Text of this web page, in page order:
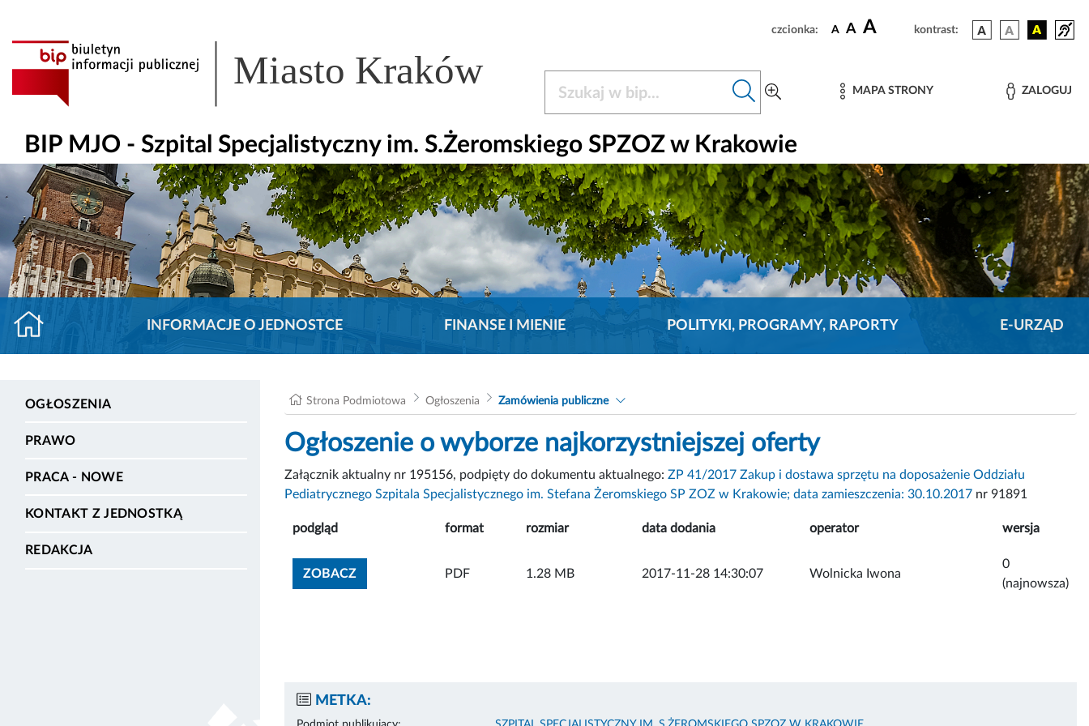
czcionka: A A A kontrast:
Miasto Kraków MAPA STRONY ZALOGUJ
BIP MJO - Szpital Specjalistyczny im. S.Żeromskiego SPZOZ w Krakowie
INFORMACJE O JEDNOSTCE FINANSE I MIENIE POLITYKI, PROGRAMY, RAPORTY E-URZĄD
OGŁOSZENIA
PRAWO
PRACA - NOWE
KONTAKT Z JEDNOSTKĄ
REDAKCJA
Strona Podmiotowa Ogłoszenia Zamówienia publiczne
Ogłoszenie o wyborze najkorzystniejszej oferty
Załącznik aktualny nr 195156, podpięty do dokumentu aktualnego: ZP 41/2017 Zakup i dostawa sprzętu na doposażenie Oddziału
Pediatrycznego Szpitala Specjalistycznego im. Stefana Żeromskiego SP ZOZ w Krakowie; data zamieszczenia: 30.10.2017 nr 91891
podgląd format rozmiar data dodania operator wersja
ZOBACZZOBACZ ZAŁĄCZNIK
PDF 1.28 MB 2017-11-28 14:30:07 Wolnicka Iwona
0
(najnowsza)
METKA: